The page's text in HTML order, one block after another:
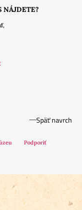
NÁJDETE?
Späť navrch
Podporiť